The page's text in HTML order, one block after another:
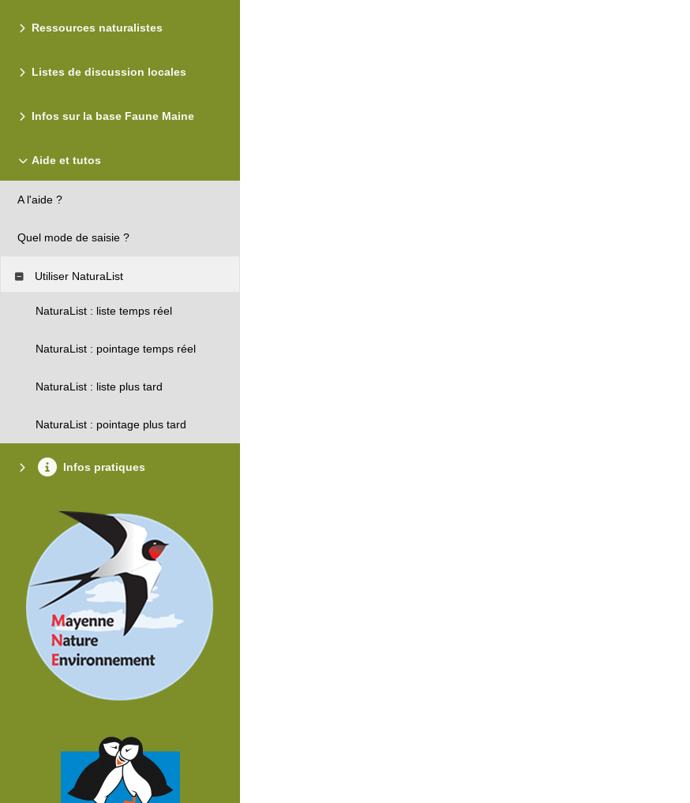
Ressources naturalistes
Listes de discussion locales
Infos sur la base Faune Maine
Aide et tutos
A l'aide ?
Quel mode de saisie ?
Utiliser NaturaList
NaturaList : liste temps réel
NaturaList : pointage temps réel
NaturaList : liste plus tard
NaturaList : pointage plus tard
Infos pratiques